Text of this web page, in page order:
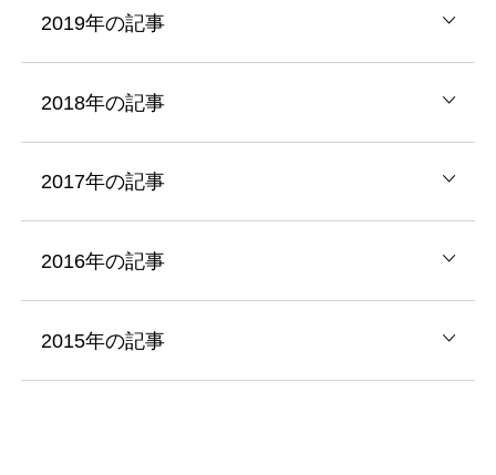
2019年の記事
2018年の記事
2017年の記事
2016年の記事
2015年の記事